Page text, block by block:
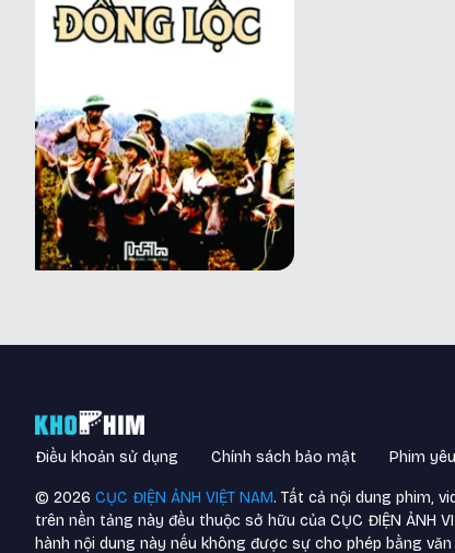
Điều khoản sử dụng Chính sách bảo mật Phim
© 2026 CỤC ĐIỆN ẢNH VIỆT NAM. Tất cả nội dung phim,
trên nền tảng này đều thuộc sở hữu của CỤC ĐIỆN ẢNH
hành nội dung này nếu không được sự cho phép bằng văn